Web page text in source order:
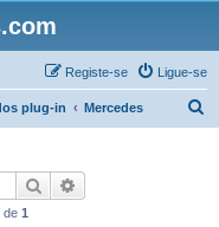
Ligue-se
Registe-se
plug-in Mercedes
Pesquisar
de 1